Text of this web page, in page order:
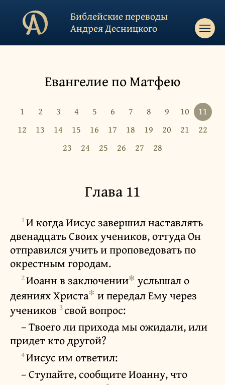
Библейские переводы
Андрея Десницкого
Евангелие по Матфею
1 2 3 4 5 6 7 8 9 10
11
12
13 14 15 16 17 18 19 20 21
22
23
24 25 26 27 28
Глава 11
1И когда Иисус завершил наставлять
двенадцать Своих учеников, оттуда Он
отправился учить и проповедовать по
окрестным городам.
2Иоанн в заключении✻ услышал о
деяниях Христа✻ и передал Ему через
учеников 3свой вопрос:
– Твоего ли прихода мы ожидали, или
придет кто другой?
4Иисус им ответил:
– Ступайте, сообщите Иоанну, что